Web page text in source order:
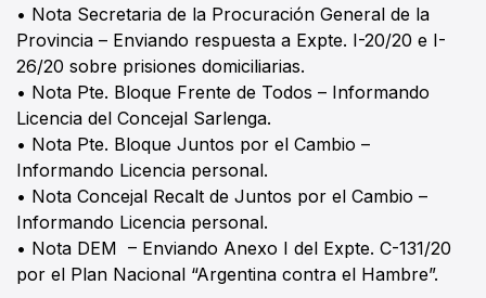
• Nota Secretaria de la Procuración General de la
Provincia – Enviando respuesta a Expte. I-20/20 e I-
26/20 sobre prisiones domiciliarias.
• Nota Pte. Bloque Frente de Todos – Informando
Licencia del Concejal Sarlenga.
• Nota Pte. Bloque Juntos por el Cambio –
Informando Licencia personal.
• Nota Concejal Recalt de Juntos por el Cambio –
Informando Licencia personal.
• Nota DEM – Enviando Anexo I del Expte. C-131/20
por el Plan Nacional “Argentina contra el Hambre”.